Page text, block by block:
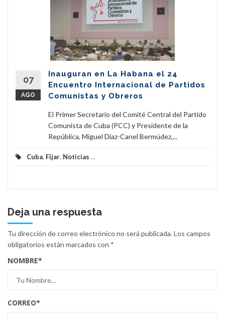
07
AGO
Inauguran en La Habana el 24
Encuentro Internacional de Partidos
Comunistas y Obreros
El Primer Secretario del Comité Central del Partido
Comunista de Cuba (PCC) y Presidente de la
República, Miguel Díaz-Canel Bermúdez,...
Cuba, Fijar, Noticias ...
Deja una respuesta
Tu dirección de correo electrónico no será publicada.Los campos
obligatorios están marcados con *
NOMBRE*
CORREO*